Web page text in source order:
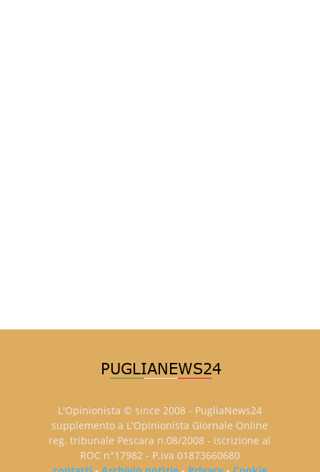
L'Opinionista © since 2008 - PugliaNews24
supplemento a L'Opinionista Giornale Online
reg. tribunale Pescara n.08/2008 - iscrizione al
ROC n°17982 - P.iva 01873660680